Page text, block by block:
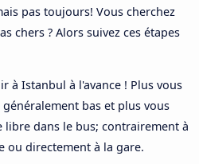
pas toujours! Vous cherchez
chers ? Alors suivez ces étapes
à Istanbul à l'avance ! Plus vous
bas et plus vous
libre dans le bus; contrairement à
ou directement à la gare.